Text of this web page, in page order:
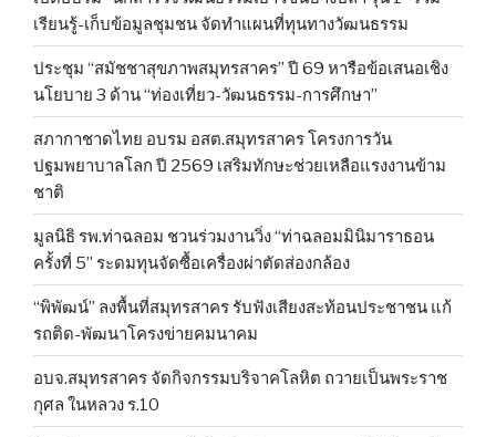
เรียนรู้-เก็บข้อมูลชุมชน จัดทำแผนที่ทุนทางวัฒนธรรม
ประชุม “สมัชชาสุขภาพสมุทรสาคร” ปี 69 หารือข้อเสนอเชิง
นโยบาย 3 ด้าน “ท่องเที่ยว-วัฒนธรรม-การศึกษา”
สภากาชาดไทย อบรม อสต.สมุทรสาคร โครงการวัน
ปฐมพยาบาลโลก ปี 2569 เสริมทักษะช่วยเหลือแรงงานข้าม
ชาติ
มูลนิธิ รพ.ท่าฉลอม ชวนร่วมงานวิ่ง “ท่าฉลอมมินิมาราธอน
ครั้งที่ 5” ระดมทุนจัดซื้อเครื่องผ่าตัดส่องกล้อง
“พิพัฒน์” ลงพื้นที่สมุทรสาคร รับฟังเสียงสะท้อนประชาชน แก้
รถติด-พัฒนาโครงข่ายคมนาคม
อบจ.สมุทรสาคร จัดกิจกรรมบริจาคโลหิต ถวายเป็นพระราช
กุศล ในหลวง ร.10